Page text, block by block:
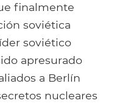
finalmente
soviética
soviético
apresurado
a Berlín
nucleares